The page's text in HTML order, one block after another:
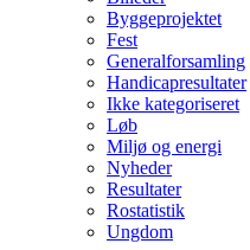
Byggeprojektet
Fest
Generalforsamling
Handicapresultater
Ikke kategoriseret
Løb
Miljø og energi
Nyheder
Resultater
Rostatistik
Ungdom